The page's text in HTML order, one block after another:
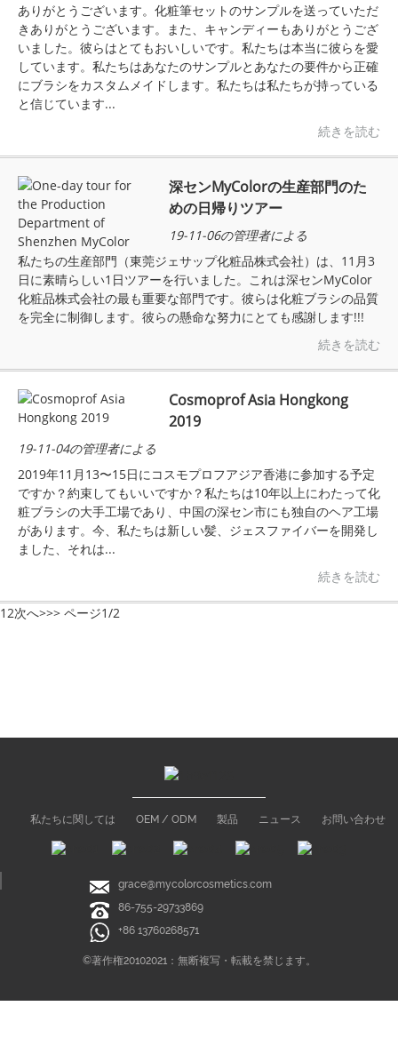
ありがとうございます。化粧筆セットのサンプルを送っていただ
きありがとうございます。また、キャンディーもありがとうござ
いました。彼らはとてもおいしいです。私たちは本当に彼らを愛
しています。私たちはあなたのサンプルとあなたの要件から正確
にブラシをカスタムメイドします。私たちは私たちが持っている
と信じています...
続きを読む
深センMyColorの生産部門のた
めの日帰りツアー
19-11-06の管理者による
私たちの生産部門（東莞ジェサップ化粧品株式会社）は、11月3
日に素晴らしい1日ツアーを行いました。これは深センMyColor
化粧品株式会社の最も重要な部門です。彼らは化粧ブラシの品質
を完全に制御します。彼らの懸命な努力にとても感謝します!!!
続きを読む
Cosmoprof Asia Hongkong
2019
19-11-04の管理者による
2019年11月13〜15日にコスモプロフアジア香港に参加する予定
ですか？約束してもいいですか？私たちは10年以上にわたって化
粧ブラシの大手工場であり、中国の深セン市にも独自のヘア工場
があります。今、私たちは新しい髪、ジェスファイバーを開発し
ました、それは...
続きを読む
1 2次へ>>> ページ1/2
私たちに関しては OEM / ODM 製品 ニュース お問い合わせ
grace@mycolorcosmetics.com
86-755-29733869
+86 13760268571
©著作権20102021：無断複写・転載を禁じます。